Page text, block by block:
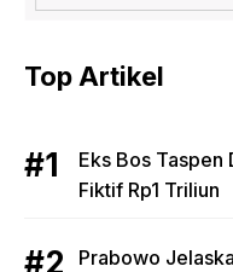
Top Artikel
Eks Bos Taspen
Fiktif Rp1 Triliun
Prabowo